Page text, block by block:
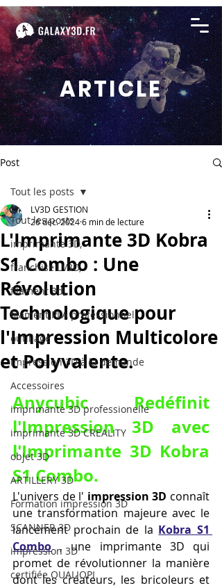
ARTICLE
Post
Tout les posts
imprimante 3D,
franchise LV3D,
filament 3d,
filament PLA professionnel
outillage
impression 3D à la demande
Accessoires
imprimante 3D professionelle
imprimante 3D CREALITY
objet 3D
ARTILLERY 3D
Formation impression 3D
SCANNER 3D
impression 3D
certifiée QUALIOPI
Tout les posts
L'Imprimante 3D Kobra
S1 Combo : Une
Révolution
Technologique pour
l'Impression Multicolore
et Polyvalente.
LV3D GESTION
26 déc. 20246 min de lecture
Anycubic Redéfinit
l'Impression 3D avec
l'Imprimante 3D Kobra
S1 Combo.
L'univers de l' impression 3D connaît
une transformation majeure avec le
lancement prochain de la Kobra S1
Combo , une imprimante 3D qui
promet de révolutionner la manière
dont les créateurs, les bricoleurs et